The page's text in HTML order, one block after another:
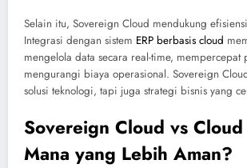
Selain itu, Sovereign Cloud mendukung
Integrasi dengan sistem ERP berbasis cloud
mengelola data secara real-time, mempercepat
mengurangi biaya operasional. Sovereign
solusi teknologi, tapi juga strategi bisnis yang
Sovereign Cloud vs
Mana yang Lebih Aman?